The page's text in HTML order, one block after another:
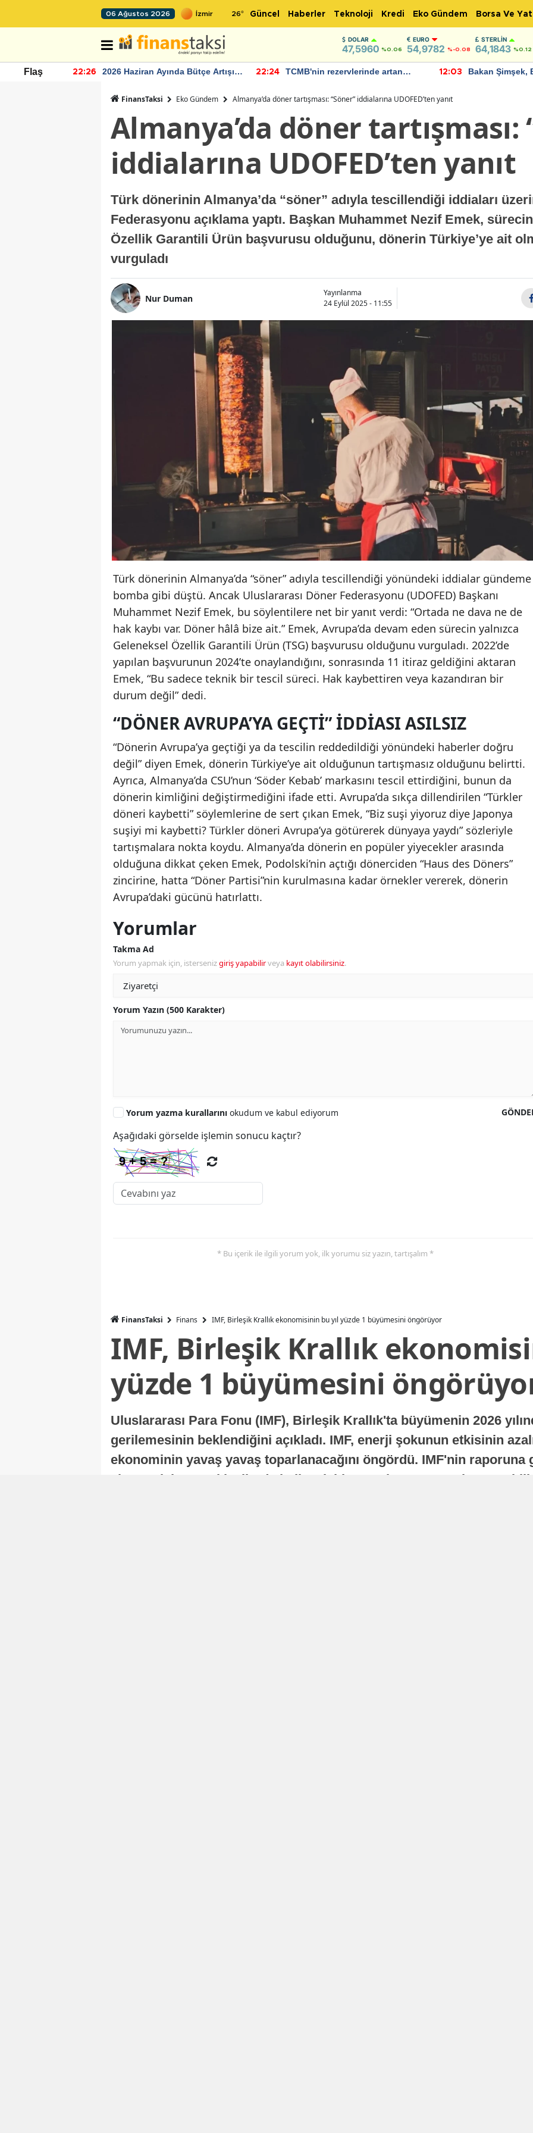
06 Ağustos 2026 26° Güncel Haberler Teknoloji Kredi Eko Gündem Borsa Ve
DOLAR
47,5960 %0.06
EURO
54,9782 %-0.08
STERLIN
64,1843 %0.12
Flaş 22:26
2026 Haziran Ayında Bütçe Artışı
22:24
TCMB'nin rezervlerinde artan
12:03
Bakan Şimşek,
FinansTaksi Eko Gündem Almanya’da döner tartışması: “Söner” iddialarına UDOFED’ten yanıt
Almanya’da döner tartışması:
iddialarına UDOFED’ten yanıt
Türk dönerinin Almanya’da “söner” adıyla tescillendiği iddiaları
Federasyonu açıklama yaptı. Başkan Muhammet Nezif Emek,
Özellik Garantili Ürün başvurusu olduğunu, dönerin Türkiye’ye ait
vurguladı
Nur Duman
Yayınlanma
24 Eylül 2025 - 11:55
Türk dönerinin Almanya’da “söner” adıyla tescillendiği yönündeki iddialar gündeme
bomba gibi düştü. Ancak Uluslararası Döner Federasyonu (UDOFED) Başkanı
Muhammet Nezif Emek, bu söylentilere net bir yanıt verdi: “Ortada ne dava ne de
hak kaybı var. Döner hâlâ bize ait.” Emek, Avrupa’da devam eden sürecin yalnızca
Geleneksel Özellik Garantili Ürün (TSG) başvurusu olduğunu vurguladı. 2022’de
yapılan başvurunun 2024’te onaylandığını, sonrasında 11 itiraz geldiğini aktaran
Emek, “Bu sadece teknik bir tescil süreci. Hak kaybettiren veya kazandıran bir
durum değil” dedi.
“DÖNER AVRUPA’YA GEÇTI” IDDIASI ASILSIZ
“Dönerin Avrupa’ya geçtiği ya da tescilin reddedildiği yönündeki haberler doğru
değil” diyen Emek, dönerin Türkiye’ye ait olduğunun tartışmasız olduğunu belirtti.
Ayrıca, Almanya’da CSU’nun ‘Söder Kebab’ markasını tescil ettirdiğini, bunun da
dönerin kimliğini değiştirmediğini ifade etti. Avrupa’da sıkça dillendirilen “Türkler
döneri kaybetti” söylemlerine de sert çıkan Emek, “Biz suşi yiyoruz diye Japonya
suşiyi mi kaybetti? Türkler döneri Avrupa’ya götürerek dünyaya yaydı” sözleriyle
tartışmalara nokta koydu. Almanya’da dönerin en popüler yiyecekler arasında
olduğuna dikkat çeken Emek, Podolski’nin açtığı dönerciden “Haus des Döners”
zincirine, hatta “Döner Partisi”nin kurulmasına kadar örnekler vererek, dönerin
Avrupa’daki gücünü hatırlattı.
Yorumlar
Takma Ad
Yorum yapmak için, istersenizgiriş yapabilirveya kayıt olabilirsiniz.
Yorum Yazın (500 Karakter)
Yorum yazma kurallarını okudum ve kabul ediyorum
Aşağıdaki görselde işlemin sonucu kaçtır?
* Bu içerik ile ilgili yorum yok, ilk yorumu siz yazın, tartışalım *
FinansTaksi Finans IMF, Birleşik Krallık ekonomisinin bu yıl yüzde 1 büyümesini öngörüyor
IMF, Birleşik Krallık
yüzde 1 büyümesini
Uluslararası Para Fonu (IMF), Birleşik Krallık'ta büyümenin 2026
gerilemesinin beklendiğini açıkladı. IMF, enerji şokunun etkisinin
ekonominin yavaş yavaş toparlanacağını öngördü. IMF'nin raporuna
ekonomisi, sonraki yıllarda istikrarlı bir toparlanma süreci